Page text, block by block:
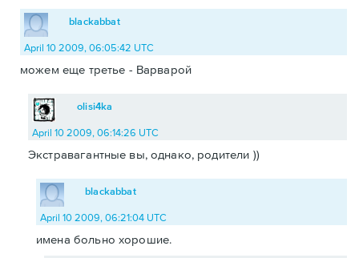
blackabbat
April 10 2009, 06:05:42 UTC
можем еще третье - Варварой
olisi4ka
April 10 2009, 06:14:26 UTC
Экстравагантные вы, однако, родители ))
blackabbat
April 10 2009, 06:21:04 UTC
имена больно хорошие.